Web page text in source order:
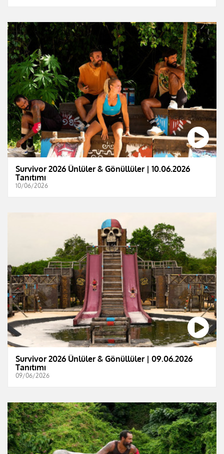
Survivor 2026 Ünlüler & Gönüllüler | 10.06.2026
Tanıtımı
10/06/2026
Survivor 2026 Ünlüler & Gönüllüler | 09.06.2026
Tanıtımı
09/06/2026